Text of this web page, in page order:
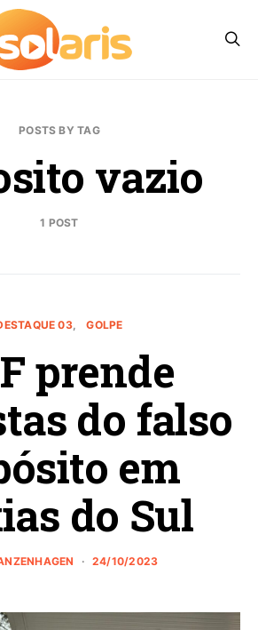
POSTS BY TAG
vazio
1 POST
03 GOLPE
prende
do falso
em
do Sul
24/10/2023